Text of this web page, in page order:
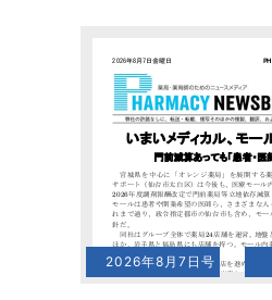
2026年8月7日号